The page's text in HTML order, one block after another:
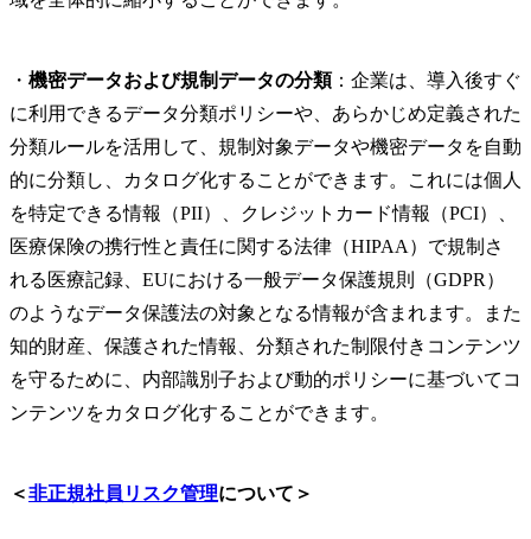
・ 機密データおよび規制データの分類：企業は、導入後すぐ
に利用できるデータ分類ポリシーや、あらかじめ定義された
分類ルールを活用して、規制対象データや機密データを自動
的に分類し、カタログ化することができます。これには個人
を特定できる情報（PII）、クレジットカード情報（PCI）、
医療保険の携行性と責任に関する法律（HIPAA）で規制さ
れる医療記録、EUにおける一般データ保護規則（GDPR）
のようなデータ保護法の対象となる情報が含まれます。また
知的財産、保護された情報、分類された制限付きコンテンツ
を守るために、内部識別子および動的ポリシーに基づいてコ
ンテンツをカタログ化することができます。
＜非正規社員リスク管理について＞